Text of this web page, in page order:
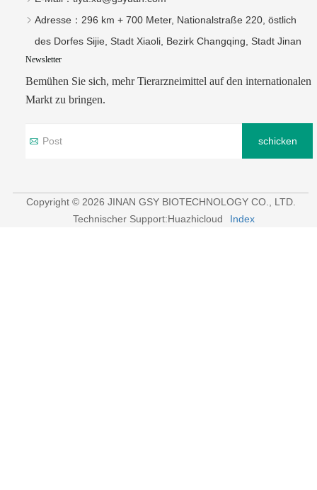
Adresse： 296 km + 700 Meter, Nationalstraße 220, östlich
des Dorfes Sijie, Stadt Xiaoli, Bezirk Changqing, Stadt Jinan
Newsletter
Bemühen Sie sich, mehr Tierarzneimittel auf den internationalen
Markt zu bringen.
schicken
Copyright © 2026 JINAN GSY BIOTECHNOLOGY CO., LTD.
Technischer Support:Huazhicloud
Index